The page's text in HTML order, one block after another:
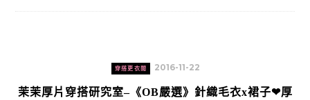
穿搭更衣間 2016-11-22
茉茉厚片穿搭研究室–《OB嚴選》針織毛衣x裙子❤厚